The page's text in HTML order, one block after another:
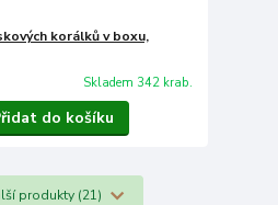
korálků v boxu,
Skladem 342 krab.
do košíku
produkty (21)